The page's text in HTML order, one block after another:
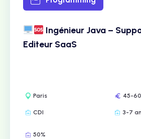
Ingénieur Java –
Editeur SaaS
Paris 45-
CDI 3-7
50%